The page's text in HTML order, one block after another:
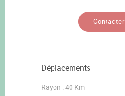
Contacter
Déplacements
Rayon : 40 Km